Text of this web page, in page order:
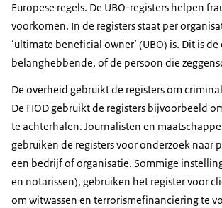
Europese regels. De UBO-registers helpen
voorkomen. In de registers staat per
‘ultimate beneficial owner’ (UBO) is. Dit is
belanghebbende, of de persoon die
De overheid gebruikt de registers om
De FIOD gebruikt de registers bijvoorbeeld
te achterhalen. Journalisten en
gebruiken de registers voor onderzoek naar
een bedrijf of organisatie. Sommige
en notarissen), gebruiken het register voor
om witwassen en terrorismefinanciering te